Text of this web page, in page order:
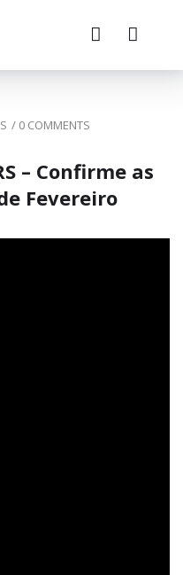
/ 0 COMMENTS
– Confirme as
Fevereiro